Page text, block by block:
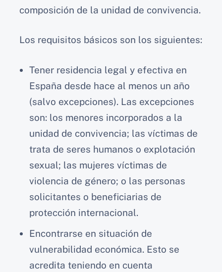
composición de la unidad de convivencia.
Los requisitos básicos son los siguientes:
Tener residencia legal y efectiva en
España desde hace al menos un año
(salvo excepciones). Las excepciones
son: los menores incorporados a la
unidad de convivencia; las víctimas de
trata de seres humanos o explotación
sexual; las mujeres víctimas de
violencia de género; o las personas
solicitantes o beneficiarias de
protección internacional.
Encontrarse en situación de
vulnerabilidad económica. Esto se
acredita teniendo en cuenta